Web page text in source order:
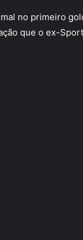
no primeiro
que o ex-